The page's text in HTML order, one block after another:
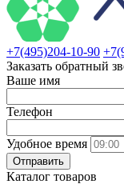
+7(495)204-10-90
Заказать обратный
Ваше имя
Телефон
Удобное время
Отправить
Каталог товаров